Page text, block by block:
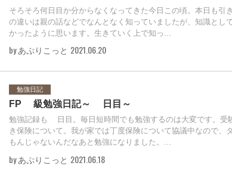
そろそろ何日目か分からなくなってきた今日この頃。本日も引
の違いは親の話などでなんとなく知っていましたが、知識とし
かったように思います。生きていく上で知っ...
by あぷりこっと 2021.06.20
勉強日記
FP3級勉強日記～9日目～
勉強記録も9日目。毎日短時間でも勉強するのは大変です。
き保険について。我が家では丁度保険について協議中なので、
もんじゃないんだなあと勉強になりました。...
by あぷりこっと 2021.06.18